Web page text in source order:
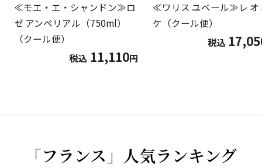
≪モエ・エ・シャンドン≫ロ
ゼ アンペリアル（750ml）
（クール便）
税込 11,110円
≪ワリス ユベール≫レ オ
ケ（クール便）
税込
「フランス」人気ランキング